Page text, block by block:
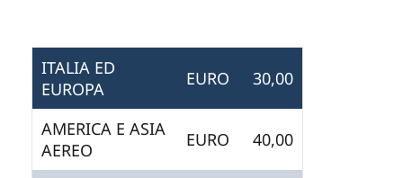
ITALIA ED
EUROPA
EURO 30,00
AMERICA E ASIA
AEREO
EURO 40,00